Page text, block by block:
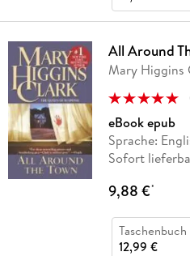
All Around
Mary Higgins
eBook epub
Sprache:
Sofort
9,88 €*
Taschenbuch
12,99 €